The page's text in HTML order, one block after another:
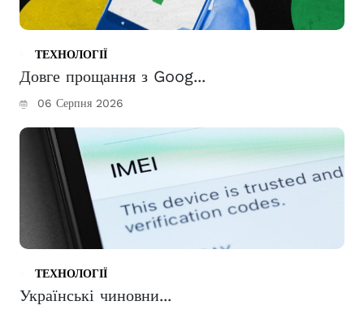
ТЕХНОЛОГІЇ
Довге прощання з Goog...
06 Серпня 2026
ТЕХНОЛОГІЇ
Українські чиновни...